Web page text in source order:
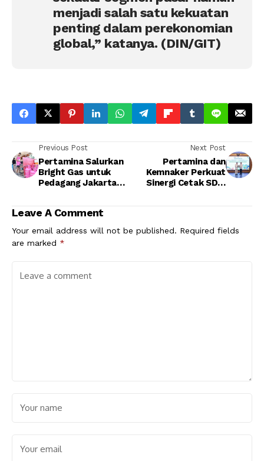
menjadi salah satu kekuatan
penting dalam perekonomian
global,” katanya. (DIN/GIT)
Previous Post
Pertamina Salurkan
Bright Gas untuk
Pedagang Jakarta
Dukungan
Operasional
Next Post
Pertamina dan
Kemnaker Perkuat
Sinergi Cetak SDM
Leave A Comment
Your email address will not be published. Required fields
are marked *